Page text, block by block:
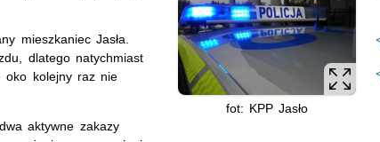
fot: KPP Jasło
mieszkaniec Jasła.
dlatego natychmiast
oko kolejny raz nie
aktywne zakazy